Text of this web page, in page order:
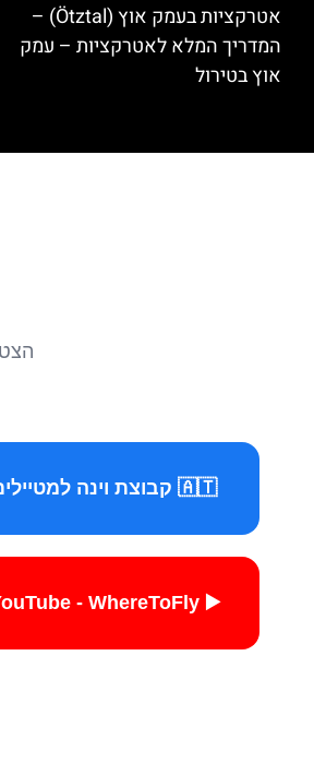
אטרקציות בעמק אוץ (Ötztal) –
המדריך המלא לאטרקציות – עמק
אוץ בטירול
🇦🇹 קבוצת וינה למטיילים
▶️ YouTube - WhereToFly